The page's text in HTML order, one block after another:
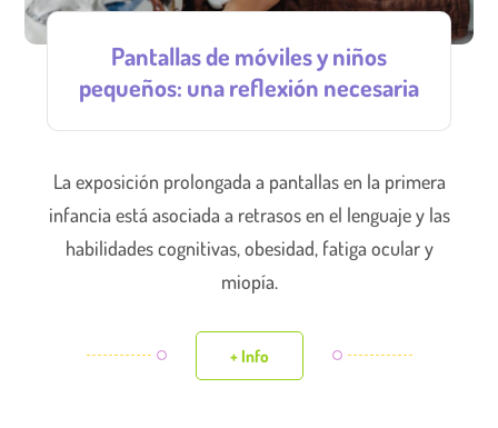
Pantallas de móviles y niños
pequeños: una reflexión necesaria
La exposición prolongada a pantallas en la primera
infancia está asociada a retrasos en el lenguaje y las
habilidades cognitivas, obesidad, fatiga ocular y
miopía.
+ Info